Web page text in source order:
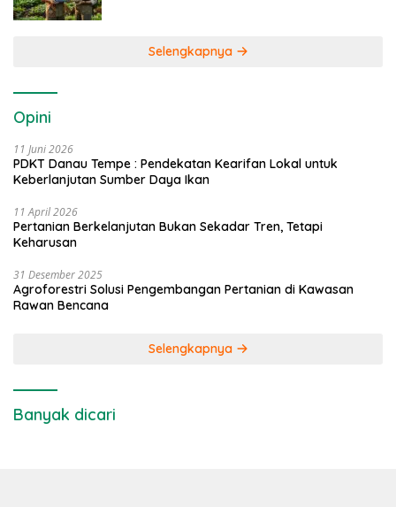
Selengkapnya
Opini
11 Juni 2026
PDKT Danau Tempe : Pendekatan Kearifan Lokal untuk
Keberlanjutan Sumber Daya Ikan
11 April 2026
Pertanian Berkelanjutan Bukan Sekadar Tren, Tetapi
Keharusan
31 Desember 2025
Agroforestri Solusi Pengembangan Pertanian di Kawasan
Rawan Bencana
Selengkapnya
Banyak dicari